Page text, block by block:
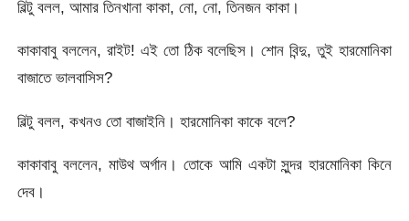
বিল্টু বলল, আমার তিনখানা কাকা, নো, নো, তিনজন কাকা।
কাকাবাবু বললেন, রাইট! এই তো ঠিক বলেছিস। শোন বিন্দু, তুই হারমোনিকা
বাজাতে ভালবাসিস?
বিল্টু বলল, কখনও তো বাজাইনি। হারমোনিকা কাকে বলে?
কাকাবাবু বললেন, মাউথ অর্গান। তোকে আমি একটা সুন্দর হারমোনিকা কিনে
দেব।